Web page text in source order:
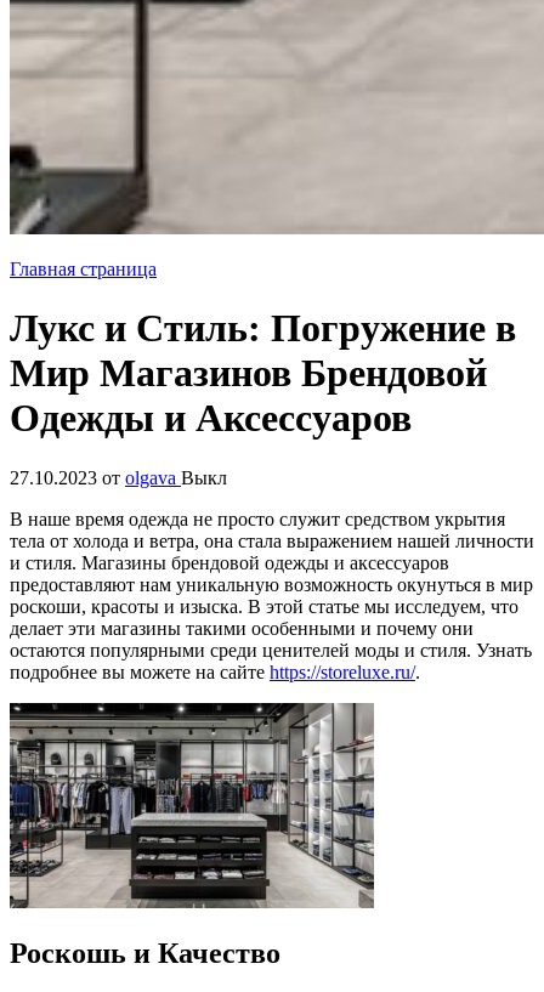
Главная страница
Лукс и Стиль: Погружение в
Мир Магазинов Брендовой
Одежды и Аксессуаров
27.10.2023 от olgava Выкл
В наше время одежда не просто служит средством укрытия
тела от холода и ветра, она стала выражением нашей личности
и стиля. Магазины брендовой одежды и аксессуаров
предоставляют нам уникальную возможность окунуться в мир
роскоши, красоты и изыска. В этой статье мы исследуем, что
делает эти магазины такими особенными и почему они
остаются популярными среди ценителей моды и стиля. Узнать
подробнее вы можете на сайте https://storeluxe.ru/.
Роскошь и Качество